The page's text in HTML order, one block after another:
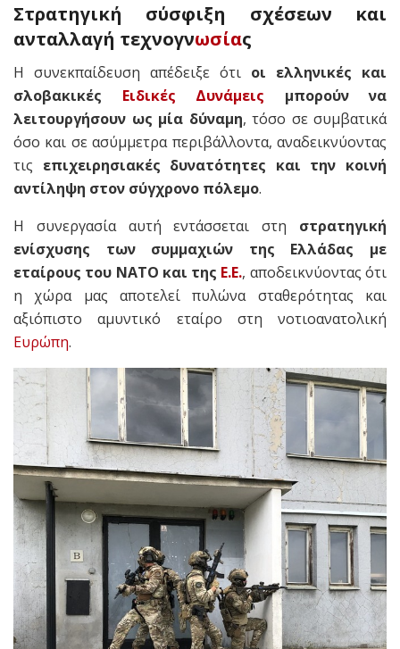
Στρατηγική σύσφιξη σχέσεων και
ανταλλαγή τεχνογνωσίας
Η συνεκπαίδευση απέδειξε ότι οι ελληνικές και
σλοβακικές Ειδικές Δυνάμεις μπορούν να
λειτουργήσουν ως μία δύναμη, τόσο σε συμβατικά
όσο και σε ασύμμετρα περιβάλλοντα, αναδεικνύοντας
τις επιχειρησιακές δυνατότητες και την κοινή
αντίληψη στον σύγχρονο πόλεμο.
Η συνεργασία αυτή εντάσσεται στη στρατηγική
ενίσχυσης των συμμαχιών της Ελλάδας με
εταίρους του ΝΑΤΟ και της Ε.Ε., αποδεικνύοντας ότι
η χώρα μας αποτελεί πυλώνα σταθερότητας και
αξιόπιστο αμυντικό εταίρο στη νοτιοανατολική
Ευρώπη.